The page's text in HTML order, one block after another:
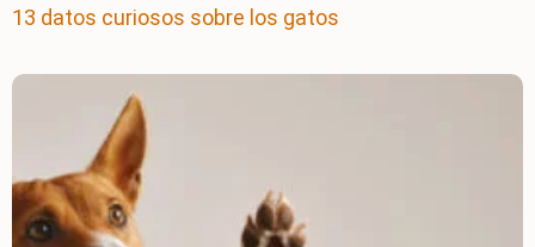
13 datos curiosos sobre los gatos